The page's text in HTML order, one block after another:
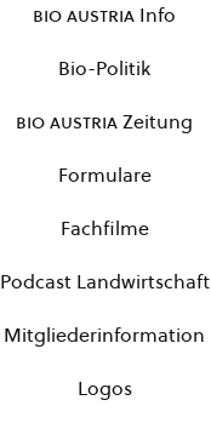
bio austria Info
Bio-Politik
bio austriaZeitung
Formulare
Fachfilme
Podcast Landwirtschaft
Mitgliederinformation
Logos